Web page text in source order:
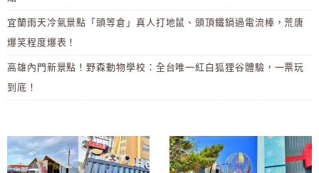
宜蘭雨天冷氣景點「頭等倉」真人打地鼠、頭頂鐵鍋過電流棒，荒唐
爆笑程度爆表！
高雄內門新景點！野森動物學校：全台唯一紅白狐狸谷體驗，一票玩
到底！